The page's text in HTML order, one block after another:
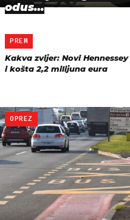
odus…
PREM
Kakva zvijer: Novi
i košta 2,2 milijuna eura
OPREZ